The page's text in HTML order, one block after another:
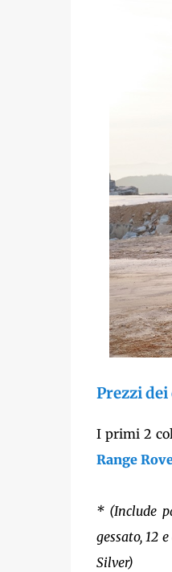
Prezzi
I primi 2
Range
* (Include
gessato, 12
Silver)